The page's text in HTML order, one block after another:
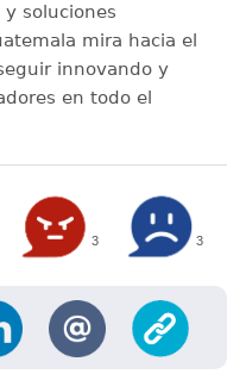
soluciones
mira hacia el
innovando y
en todo el
3 3